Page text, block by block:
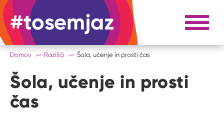
#tosemjaz #to sem jaz Razpri
Domov Razišči Šola, učenje in prosti čas
Šola, učenje in prosti
čas